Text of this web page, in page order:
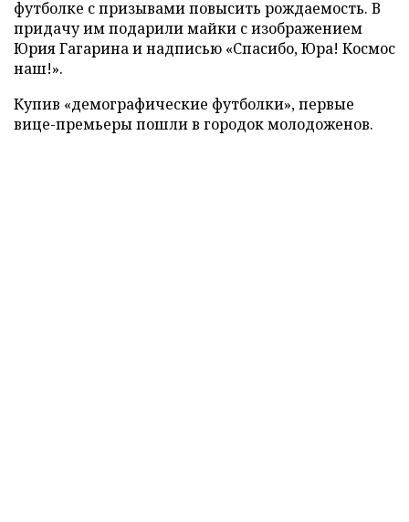
футболке с призывами повысить рождаемость. В
придачу им подарили майки с изображением
Юрия Гагарина и надписью «Спасибо, Юра! Космос
наш!».
Купив «демографические футболки», первые
вице-премьеры пошли в городок молодоженов.